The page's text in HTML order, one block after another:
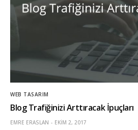
WEB TASARIM
Blog Trafiğinizi Arttıracak İpuçları
EMRE ERASLAN EKIM 2, 2017